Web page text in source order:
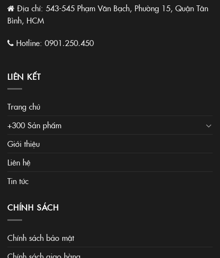
Địa chỉ: 543-545 Phạm Văn Bạch, Phường 15, Quận Tân
Bình, HCM
Hotline: 0901.250.450
LIÊN KẾT
Trang chủ
+300 Sản phẩm
Giới thiệu
Liên hệ
Tin tức
CHÍNH SÁCH
Chính sách bảo mật